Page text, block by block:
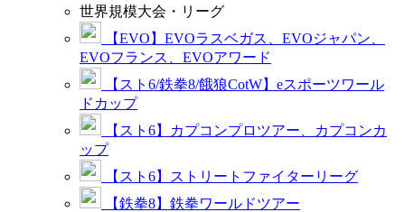
世界規模大会・リーグ
【EVO】EVOラスベガス、EVOジャパン、
EVOフランス、EVOアワード
【スト6/鉄拳8/餓狼CotW】eスポーツワール
ドカップ
【スト6】カプコンプロツアー、カプコンカ
ップ
【スト6】ストリートファイターリーグ
【鉄拳8】鉄拳ワールドツアー